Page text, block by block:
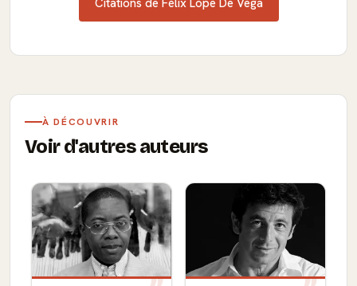
Citations de Félix Lope De Vega
À DÉCOUVRIR
Voir d'autres auteurs